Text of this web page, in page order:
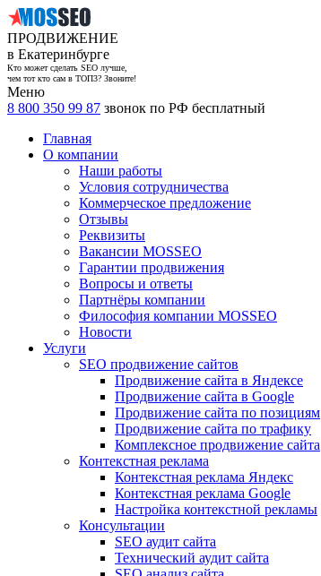
ПРОДВИЖЕНИЕ
в Екатеринбурге
Кто может сделать SEO лучше,
чем тот кто сам в ТОП3? Звоните!
Меню
8 800 350 99 87 звонок по РФ бесплатный
Главная
О компании
Наши работы
Условия сотрудничества
Коммерческое предложение
Отзывы
Реквизиты
Вакансии MOSSEO
Гарантии продвижения
Вопросы и ответы
Партнёры компании
Философия компании MOSSEO
Новости
Услуги
SEO продвижение сайтов
Продвижение сайта в Яндексе
Продвижение сайта в Google
Продвижение сайта по позициям
Продвижение сайта по трафику
Комплексное продвижение сайта
Контекстная реклама
Контекстная реклама Яндекс
Контекстная реклама Google
Настройка контекстной рекламы
Консультации
SEO аудит сайта
Технический аудит сайта